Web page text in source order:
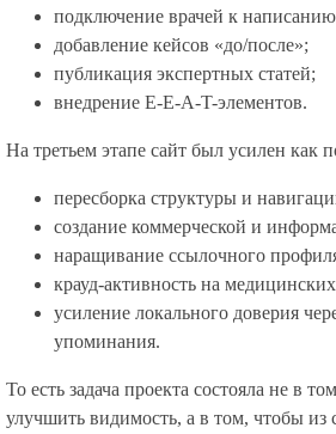
подключение врачей к
добавление кейсов «до/после»;
публикация экспертных статей;
внедрение E-E-A-T-элементов.
На третьем этапе сайт был усилен как
пересборка структуры и
создание коммерческой и
наращивание ссылочного
крауд-активность на
усиление локального доверия
упоминания.
То есть задача проекта состояла не в
улучшить видимость, а в том, чтобы из